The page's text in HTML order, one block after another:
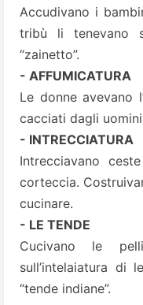
Accudivano i
tribù li tenevano
“zainetto”.
- AFFUMICATURA
Le donne avevano
cacciati dagli
- INTRECCIATURA
Intrecciavano
corteccia.
cucinare.
- LE TENDE
Cucivano le
sull’intelaiatura di
“tende indiane”.